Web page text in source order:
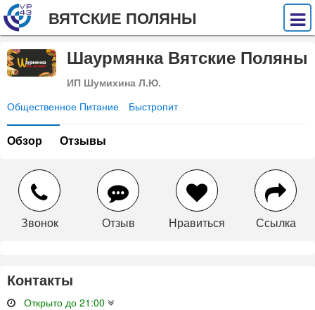
ВЯТСКИЕ ПОЛЯНЫ
Шаурмянка Вятские Поляны
ИП Шумихина Л.Ю.
Общественное Питание Быстропит
Обзор Отзывы
Звонок Отзыв Нравиться Ссылка
Контакты
Открыто до 21:00